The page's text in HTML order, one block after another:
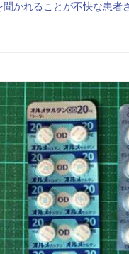
聞かれることが不快な患者